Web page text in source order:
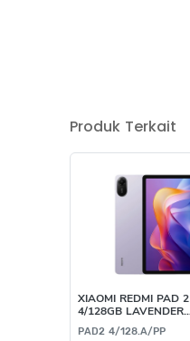
Produk Terkait
XIAOMI REDMI PAD 2
4/128GB LAVENDER
PURPLE
PAD2 4/128.A/PP